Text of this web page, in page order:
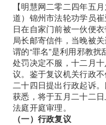
【明慧网二零二四年五
道）锦州市法轮功学员
日在自家门前被一伙便
局长邮寄信件，当晚被
谓的“罪名”是利用邪教
处罚决定不服，十二月
议。鉴于复议机关行政
二十四日提出行政起诉
获悉，将于五月二十二
法庭开庭审理。
（一）行政复议